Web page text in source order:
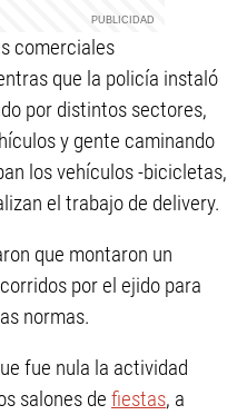
comerciales
que la policía instaló
por distintos sectores,
y gente caminando
los vehículos -bicicletas,
el trabajo de delivery.
que montaron un
por el ejido para
normas.
fue nula la actividad
salones de fiestas, a